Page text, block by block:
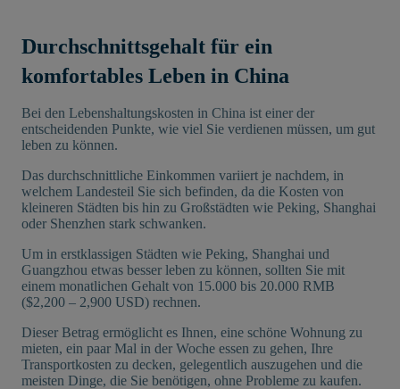
Durchschnittsgehalt für ein
komfortables Leben in China
Bei den Lebenshaltungskosten in China ist einer der
entscheidenden Punkte, wie viel Sie verdienen müssen, um gut
leben zu können.
Das durchschnittliche Einkommen variiert je nachdem, in
welchem Landesteil Sie sich befinden, da die Kosten von
kleineren Städten bis hin zu Großstädten wie Peking, Shanghai
oder Shenzhen stark schwanken.
Um in erstklassigen Städten wie Peking, Shanghai und
Guangzhou etwas besser leben zu können, sollten Sie mit
einem monatlichen Gehalt von 15.000 bis 20.000 RMB
($2,200 – 2,900 USD) rechnen.
Dieser Betrag ermöglicht es Ihnen, eine schöne Wohnung zu
mieten, ein paar Mal in der Woche essen zu gehen, Ihre
Transportkosten zu decken, gelegentlich auszugehen und die
meisten Dinge, die Sie benötigen, ohne Probleme zu kaufen.